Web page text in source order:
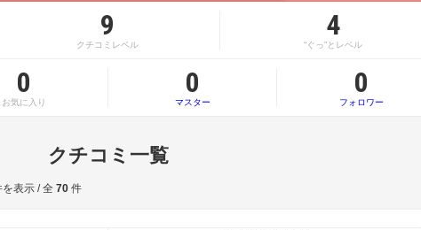
9
クチコミレベル
4
“ぐっ”とレベル
0
お気に入り
0
マスター
0
フォロワー
クチコミ一覧
を表示 / 全 70 件